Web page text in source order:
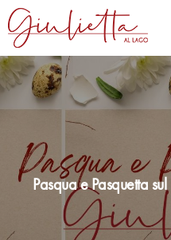
Pasqua e Pasquetta